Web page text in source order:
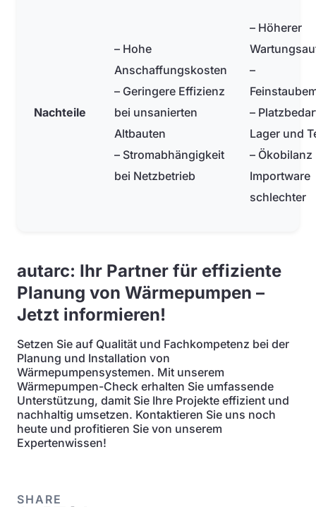
Nachteile
– Hohe
Anschaffungskosten
– Geringere Effizienz
bei unsanierten
Altbauten
– Stromabhängigkeit
bei Netzbetrieb
– Höherer
–
–
Lager und
– Ökobilanz
Importware
schlechter
autarc: Ihr Partner für effiziente
Planung von Wärmepumpen –
Jetzt informieren!
Setzen Sie auf Qualität und Fachkompetenz bei der
Planung und Installation von
Wärmepumpensystemen. Mit unserem
Wärmepumpen-Check erhalten Sie umfassende
Unterstützung, damit Sie Ihre Projekte effizient und
nachhaltig umsetzen. Kontaktieren Sie uns noch
heute und profitieren Sie von unserem
Expertenwissen!
SHARE